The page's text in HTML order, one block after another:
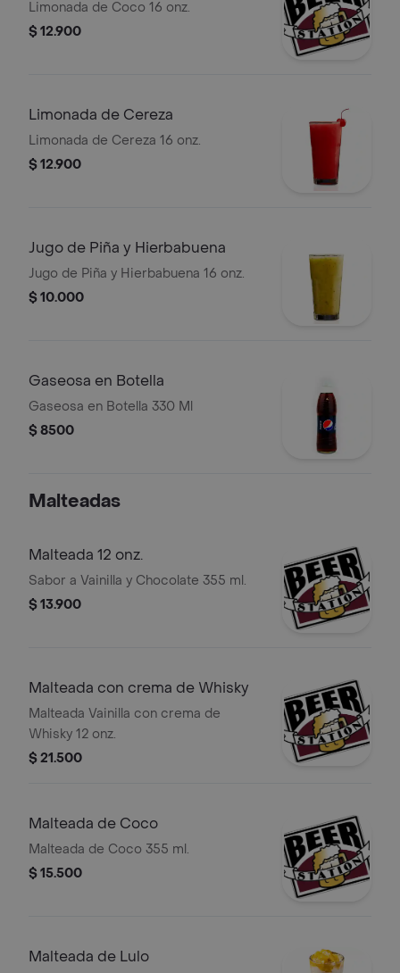
Limonada de Coco 16 onz.
$ 12.900
Limonada de Cereza
Limonada de Cereza 16 onz.
$ 12.900
Jugo de Piña y Hierbabuena
Jugo de Piña y Hierbabuena 16 onz.
$ 10.000
Gaseosa en Botella
Gaseosa en Botella 330 Ml
$ 8500
Malteadas
Malteada 12 onz.
Sabor a Vainilla y Chocolate 355 ml.
$ 13.900
Malteada con crema de Whisky
Malteada Vainilla con crema de
Whisky 12 onz.
$ 21.500
Malteada de Coco
Malteada de Coco 355 ml.
$ 15.500
Malteada de Lulo